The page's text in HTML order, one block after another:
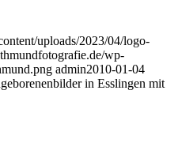
uploads/2023/04/logo-
wp-
admin2010-01-04
in Esslingen mit